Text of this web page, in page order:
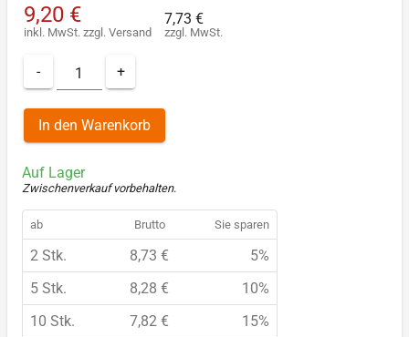
9,20 €
inkl. MwSt. zzgl. Versand
7,73 €
zzgl. MwSt.
- +
In den Warenkorb
Auf Lager
Zwischenverkauf vorbehalten.
ab Brutto Sie sparen
2 Stk. 8,73 €
5%
5 Stk.
8,28 €
10%
10 Stk.
7,82 €
15%